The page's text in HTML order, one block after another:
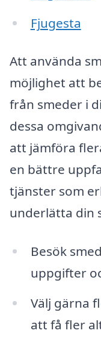
Fjugesta
Att använda
möjlighet att
från smeder i
dessa
att jämföra
en bättre
tjänster som
underlätta din
Besök
uppgifter
Välj gärna
att få fler